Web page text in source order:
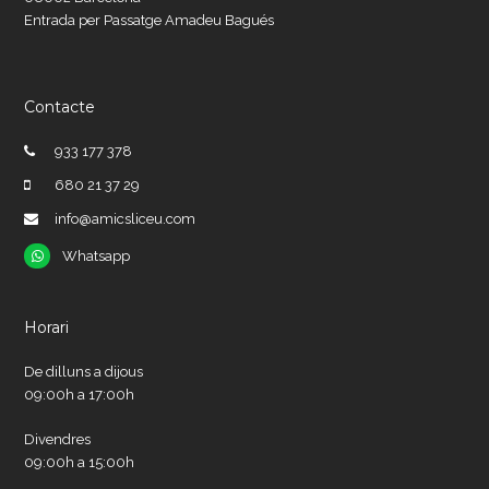
Entrada per Passatge Amadeu Bagués
Contacte
933 177 378
680 21 37 29
info@amicsliceu.com
Whatsapp
Whatsapp
Horari
De dilluns a dijous
09:00h a 17:00h
Divendres
09:00h a 15:00h